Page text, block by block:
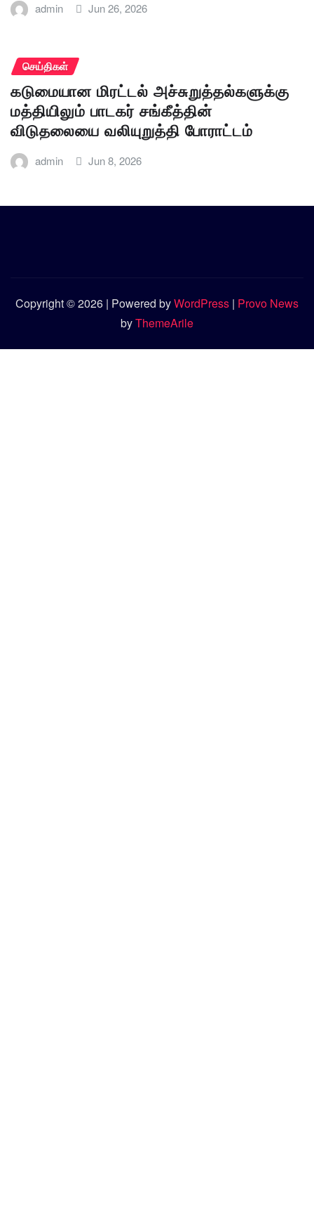
admin Jun 26, 2026
செய்திகள்
கடுமையான மிரட்டல் அச்சுறுத்தல்களுக்கு
மத்தியிலும் பாடகர் சங்கீத்தின்
விடுதலையை வலியுறுத்தி போராட்டம்
admin Jun 8, 2026
Copyright © 2026 | Powered byWordPress | Provo News
byThemeArile